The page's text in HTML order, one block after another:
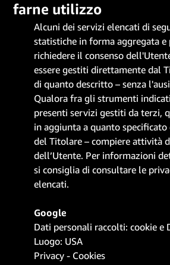
farne utilizzo
Alcuni dei servizi elencati di
statistiche in forma aggregata
richiedere il consenso
essere gestiti direttamente dal
di quanto descritto – senza
Qualora fra gli strumenti
presenti servizi gestiti da terzi,
in aggiunta a quanto specificato
del Titolare – compiere attività
dell’Utente. Per informazioni
si consiglia di consultare le
elencati.
Google
Dati personali raccolti: cookie e
Luogo: USA
Privacy - Cookies